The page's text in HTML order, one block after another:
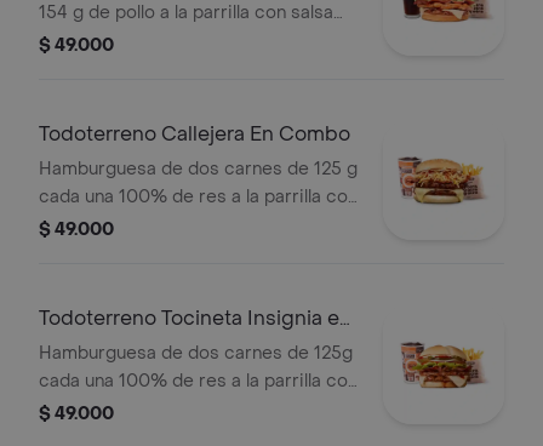
154 g de pollo a la parrilla con salsa
BBQ, tocineta, queso mozzarella,
medianas (Corral o cascos) + bebida
$ 49.000
Todoterreno Callejera En Combo
Hamburguesa de dos carnes de 125 g
cada una 100% de res a la parrilla con
salsa bbq, tocineta, queso mozzarella,
$ 49.000
Todoterreno Tocineta Insignia en
combo
Hamburguesa de dos carnes de 125g
cada una 100% de res a la parrilla con
salsa BBQ, tocineta, queso
$ 49.000